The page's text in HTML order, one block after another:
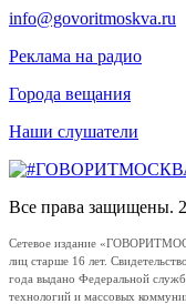
info@govoritmoskva.ru
Реклама на радио
Города вещания
Наши слушатели
Все права защищены.
Сетевое издание
лиц старше 16 лет.
года выдано Федеральной
технологий и массовых